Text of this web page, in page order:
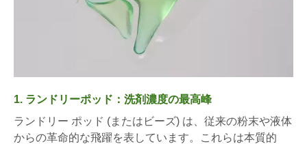
1. ランドリーポッド：洗剤濃度の最高峰
ランドリー ポッド (またはビーズ) は、従来の粉末や液体
からの革命的な飛躍を表しています。これらは本質的